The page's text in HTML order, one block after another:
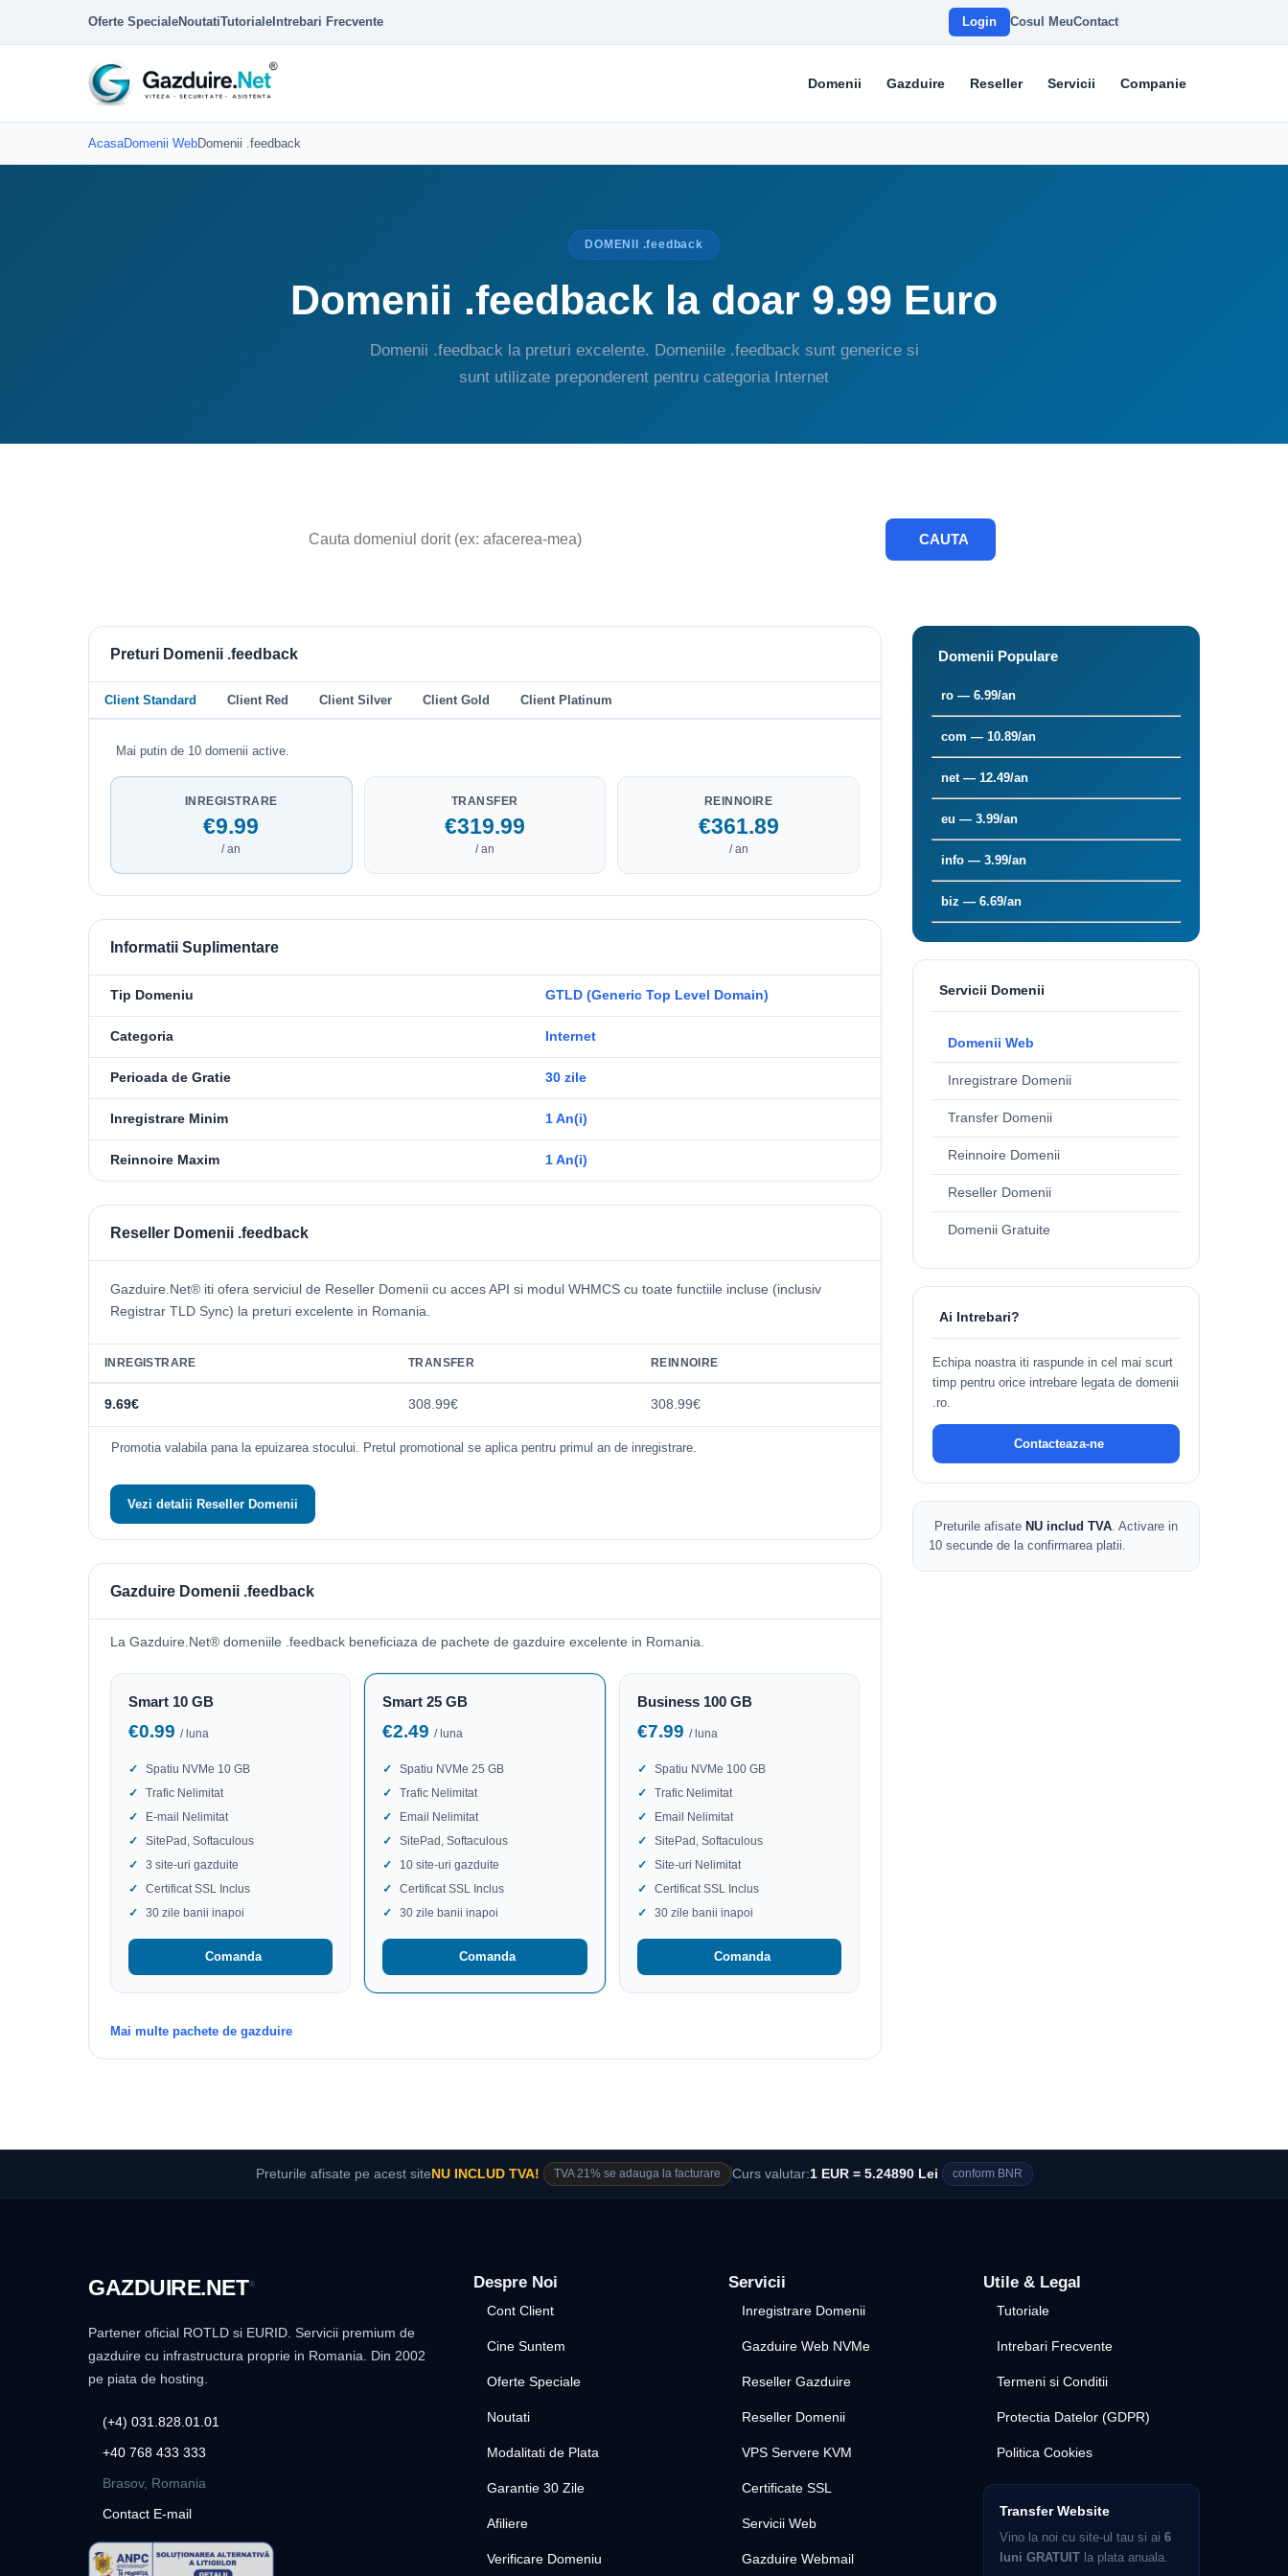
Oferte SpecialeNoutatiTutoriale Intrebari Frecvente Login Cosul MeuContact
Domenii Gazduire Reseller Servicii Companie
AcasaDomenii WebDomenii .feedback
DOMENII .feedback
Domenii .feedback la doar 9.99 Euro
Domenii .feedback la preturi excelente. Domeniile .feedback sunt generice si
sunt utilizate preponderent pentru categoria Internet
CAUTA
Preturi Domenii .feedback
Client Standard Client Red Client Silver Client Gold Client Platinum
Mai putin de 10 domenii active.
INREGISTRARE
€9.99
/ an
TRANSFER
€319.99
/ an
REINNOIRE
€361.89
/ an
Informatii Suplimentare
Tip Domeniu GTLD (Generic Top Level Domain)
Categoria Internet
Perioada de Gratie 30 zile
Inregistrare Minim 1 An(i)
Reinnoire Maxim 1 An(i)
Reseller Domenii .feedback
Gazduire.Net® iti ofera serviciul de Reseller Domenii cu acces API si modul WHMCS cu toate functiile incluse (inclusiv
Registrar TLD Sync) la preturi excelente in Romania.
INREGISTRARE TRANSFER REINNOIRE
9.69€ 308.99€ 308.99€
Promotia valabila pana la epuizarea stocului. Pretul promotional se aplica pentru primul an de inregistrare.
Vezi detalii Reseller Domenii
Gazduire Domenii .feedback
La Gazduire.Net® domeniile .feedback beneficiaza de pachete de gazduire excelente in Romania.
Smart 10 GB
€0.99 / luna
Spatiu NVMe 10 GB
Trafic Nelimitat
E-mail Nelimitat
SitePad, Softaculous
3 site-uri gazduite
Certificat SSL Inclus
30 zile banii inapoi
Comanda
Smart 25 GB
€2.49/ luna
Spatiu NVMe 25 GB
Trafic Nelimitat
Email Nelimitat
SitePad, Softaculous
10 site-uri gazduite
Certificat SSL Inclus
30 zile banii inapoi
Comanda
Business 100 GB
€7.99 / luna
Spatiu NVMe 100 GB
Trafic Nelimitat
Email Nelimitat
SitePad, Softaculous
Site-uri Nelimitat
Certificat SSL Inclus
30 zile banii inapoi
Comanda
Mai multe pachete de gazduire
Domenii Populare
ro — 6.99/an
com — 10.89/an
net — 12.49/an
eu — 3.99/an
info — 3.99/an
biz — 6.69/an
Servicii Domenii
Domenii Web
Inregistrare Domenii
Transfer Domenii
Reinnoire Domenii
Reseller Domenii
Domenii Gratuite
Ai Intrebari?
Echipa noastra iti raspunde in cel mai scurt
timp pentru orice intrebare legata de domenii
.ro.
Contacteaza-ne
Preturile afisate NU includ TVA . Activare in
10 secunde de la confirmarea platii.
Preturile afisate pe acest site NU INCLUD TVA! TVA 21% se adauga la facturare Curs valutar:1 EUR = 5.24890 Lei conform BNR
GAZDUIRE.NET®
Partener oficial ROTLD si EURID. Servicii premium de
gazduire cu infrastructura proprie in Romania. Din 2002
pe piata de hosting.
(+4) 031.828.01.01
+40 768 433 333
Brasov, Romania
Contact E-mail
Despre Noi
Cont Client
Cine Suntem
Oferte Speciale
Noutati
Modalitati de Plata
Garantie 30 Zile
Afiliere
Verificare Domeniu
Servicii
Inregistrare Domenii
Gazduire Web NVMe
Reseller Gazduire
Reseller Domenii
VPS Servere KVM
Certificate SSL
Servicii Web
Gazduire Webmail
Utile & Legal
Tutoriale
Intrebari Frecvente
Termeni si Conditii
Protectia Datelor (GDPR)
Politica Cookies
Transfer Website
Vino la noi cu site-ul tau si ai 6
luni GRATUITla plata anuala.